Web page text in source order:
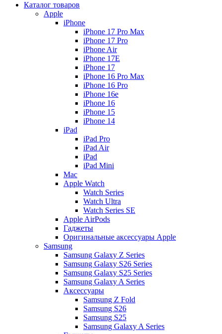
Каталог товаров
Apple
iPhone
iPhone 17 Pro Max
iPhone 17 Pro
iPhone Air
iPhone 17E
iPhone 17
iPhone 16 Pro Max
iPhone 16 Pro
iPhone 16e
iPhone 16
iPhone 15
iPhone 14
iPad
iPad Pro
iPad Air
iPad
iPad Mini
Mac
Apple Watch
Watch Series
Watch Ultra
Watch Series SE
Apple AirPods
Гаджеты
Оригинальные аксессуары Apple
Samsung
Samsung Galaxy Z Series
Samsung Galaxy S26 Series
Samsung Galaxy S25 Series
Samsung Galaxy A Series
Аксессуары
Samsung Z Fold
Samsung S26
Samsung S25
Samsung Galaxy A Series